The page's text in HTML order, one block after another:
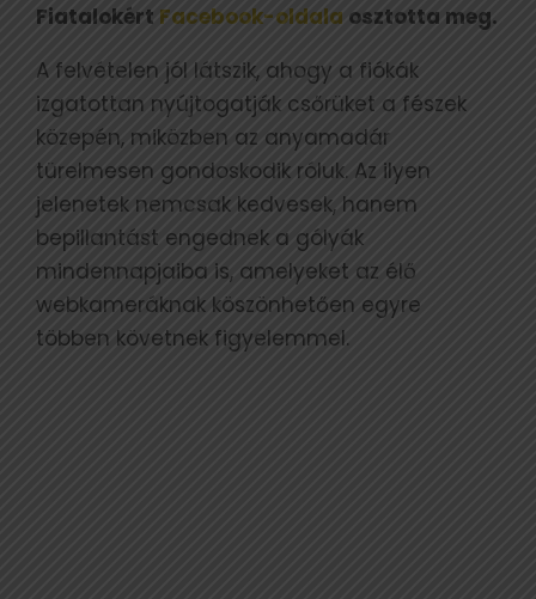
Fiatalokért Facebook-oldala osztotta meg.
A felvételen jól látszik, ahogy a fiókák
izgatottan nyújtogatják csőrüket a fészek
közepén, miközben az anyamadár
türelmesen gondoskodik róluk. Az ilyen
jelenetek nemcsak kedvesek, hanem
bepillantást engednek a gólyák
mindennapjaiba is, amelyeket az élő
webkameráknak köszönhetően egyre
többen követnek figyelemmel.